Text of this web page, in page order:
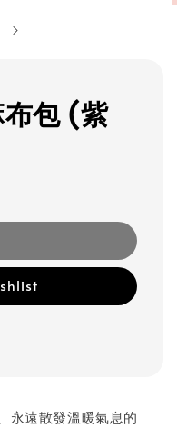
包 (紫
永遠散發溫暖氣息的